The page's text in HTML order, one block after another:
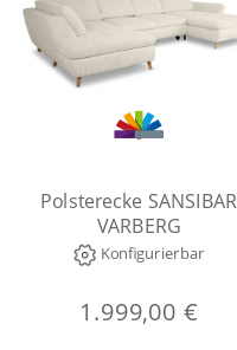
Polsterecke SANSIBAR
VARBERG
Konfigurierbar
1.999,00 €